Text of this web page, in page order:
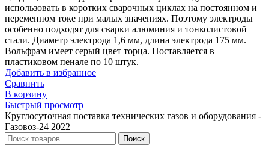
использовать в коротких сварочных циклах на постоянном и
переменном токе при малых значениях. Поэтому электроды
особенно подходят для сварки алюминия и тонколистовой
стали. Диаметр электрода 1,6 мм, длина электрода 175 мм.
Вольфрам имеет серый цвет торца. Поставляется в
пластиковом пенале по 10 штук.
Добавить в избранное
Сравнить
В корзину
Быстрый просмотр
Круглосуточная поставка технических газов и оборудования -
Газовоз-24 2022
Поиск